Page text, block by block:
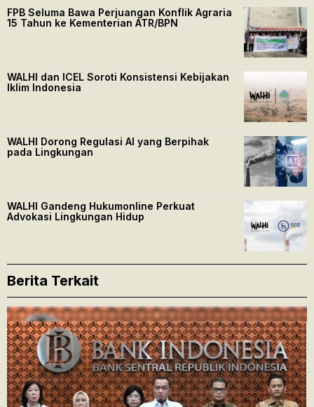
FPB Seluma Bawa Perjuangan Konflik Agraria
15 Tahun ke Kementerian ATR/BPN
WALHI dan ICEL Soroti Konsistensi Kebijakan
Iklim Indonesia
WALHI Dorong Regulasi AI yang Berpihak
pada Lingkungan
WALHI Gandeng Hukumonline Perkuat
Advokasi Lingkungan Hidup
Berita Terkait